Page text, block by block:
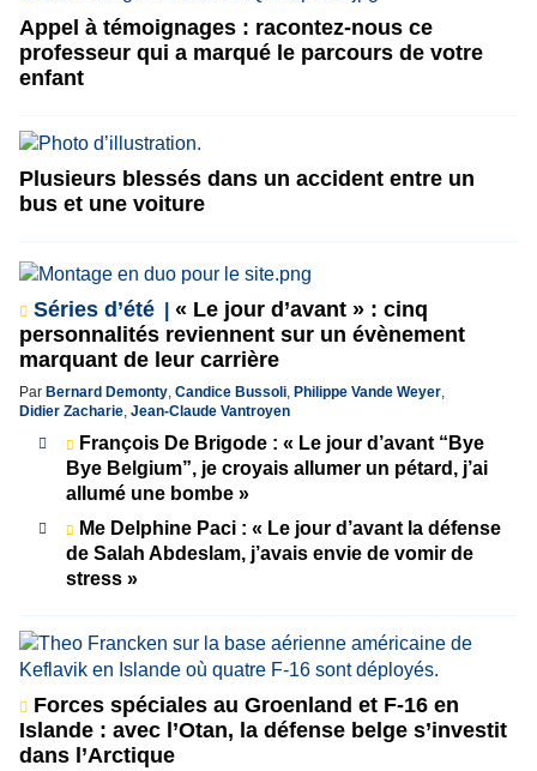
Appel à témoignages : racontez-nous ce
professeur qui a marqué le parcours de votre
enfant
Plusieurs blessés dans un accident entre un
bus et une voiture
Séries d’été
« Le jour d’avant » : cinq
personnalités reviennent sur un évènement
marquant de leur carrière
Par Bernard Demonty, Candice Bussoli, Philippe Vande Weyer,
Didier Zacharie, Jean-Claude Vantroyen
François De Brigode : « Le jour d’avant “Bye
Bye Belgium”, je croyais allumer un pétard, j’ai
allumé une bombe »
Me Delphine Paci : « Le jour d’avant la défense
de Salah Abdeslam, j’avais envie de vomir de
stress »
Forces spéciales au Groenland et F-16 en
Islande : avec l’Otan, la défense belge s’investit
dans l’Arctique